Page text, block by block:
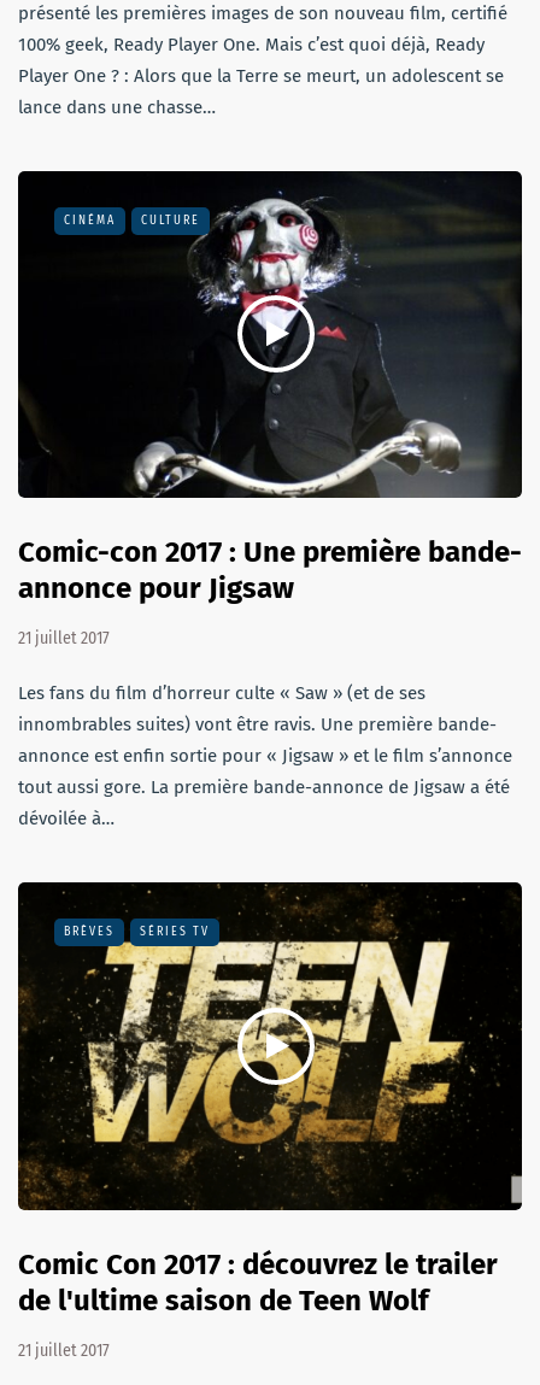
présenté les premières images de son nouveau film, certifié
100% geek, Ready Player One. Mais c’est quoi déjà, Ready
Player One ? : Alors que la Terre se meurt, un adolescent se
lance dans une chasse…
CINÉMA CULTURE
Comic-con 2017 : Une première bande-
annonce pour Jigsaw
21 juillet 2017
Les fans du film d’horreur culte « Saw » (et de ses
innombrables suites) vont être ravis. Une première bande-
annonce est enfin sortie pour « Jigsaw » et le film s’annonce
tout aussi gore. La première bande-annonce de Jigsaw a été
dévoilée à…
BRÈVES SÉRIES TV
Comic Con 2017 : découvrez le trailer
de l'ultime saison de Teen Wolf
21 juillet 2017